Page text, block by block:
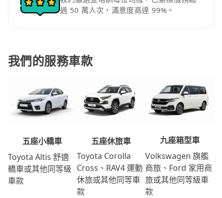
過 50 萬人次，滿意度高達 99%。
我們的服務車款
五座小轎車
Toyota Altis 舒適
轎車或其他同等級
車款
五座休旅車
Toyota Corolla
Cross、RAV4 運動
休旅或其他同等車
款
九座箱型車
Volkswagen 旗艦
商旅、Ford 家用商
旅或其他同等級車
款